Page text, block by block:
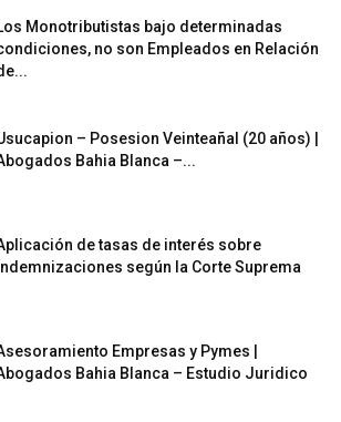
Monotributistas bajo determinadas
no son Empleados en Relación
– Posesion Veinteañal (20 años) |
Bahia Blanca –...
de tasas de interés sobre
según la Corte Suprema
Empresas y Pymes |
Bahia Blanca – Estudio Juridico